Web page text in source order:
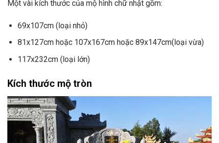
Một vài kích thước của mộ hình chữ nhật gồm:
69x107cm (loại nhỏ)
81x127cm hoặc 107x167cm hoặc 89x147cm(loại vừa)
117x232cm (loại lớn)
Kích thước mộ tròn